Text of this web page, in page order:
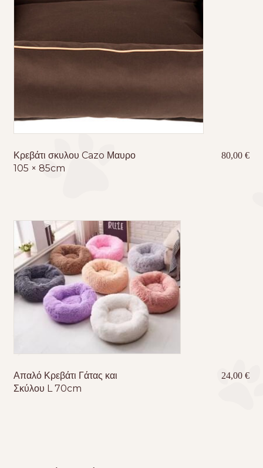
Κρεβάτι σκυλου Cazo Μαυρο
105 × 85cm
80,00€
Απαλό Κρεβάτι Γάτας και
Σκύλου L 70cm
24,00€